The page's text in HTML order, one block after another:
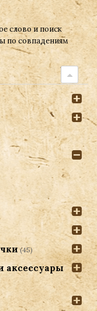
слово и поиск
по совпадениям
(45)
аксессуары